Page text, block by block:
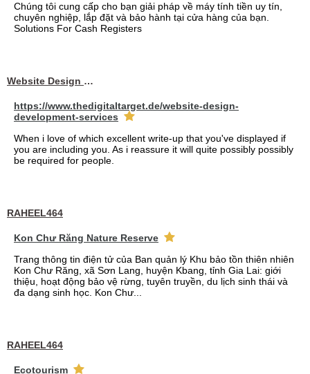
Chúng tôi cung cấp cho bạn giải pháp về máy tính tiền uy tín,
chuyên nghiệp, lắp đặt và bảo hành tại cửa hàng của bạn.
Solutions For Cash Registers
Website Design Services berin
https://www.thedigitaltarget.de/website-design-
development-services
When i love of which excellent write-up that you've displayed if
you are including you. As i reassure it will quite possibly possibly
be required for people.
RAHEEL464
Kon Chư Răng Nature Reserve
Trang thông tin điện tử của Ban quản lý Khu bảo tồn thiên nhiên
Kon Chư Răng, xã Sơn Lang, huyện Kbang, tỉnh Gia Lai: giới
thiệu, hoạt động bảo vệ rừng, tuyên truyền, du lịch sinh thái và
đa dạng sinh học. Kon Chư...
RAHEEL464
Ecotourism